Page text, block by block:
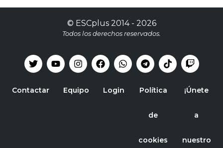
© ESCplus2014 - 2026
Todos los derechos reservados.
Contactar Equipo Login Política
de
cookies
¡Únete
a
nuestro